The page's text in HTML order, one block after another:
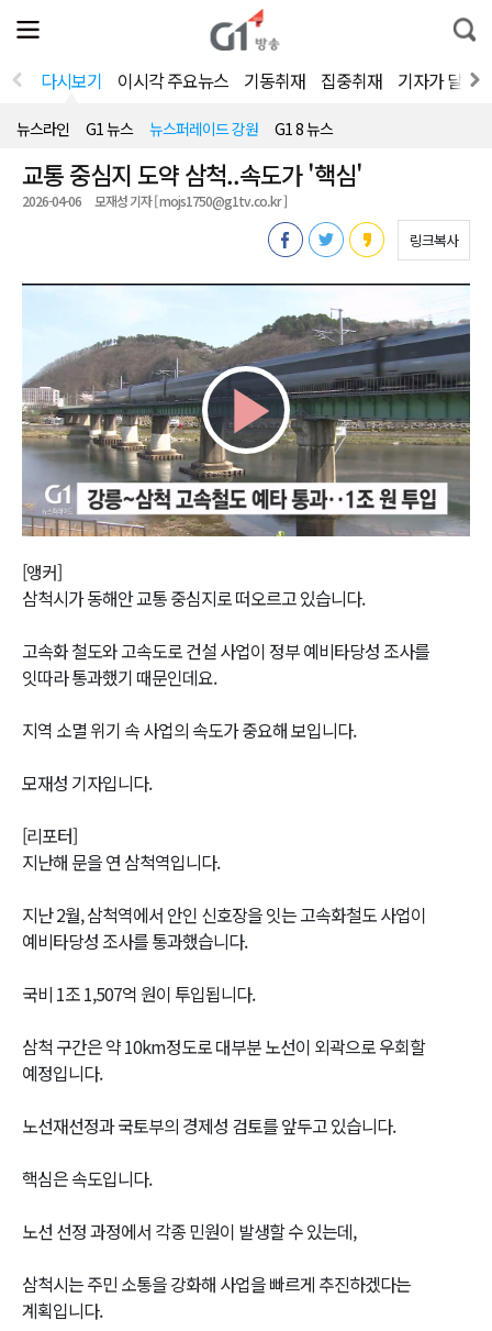
전
체
뉴
열
통
합
색
다시보기 이시각 주요뉴스 기동취재 집중취재 기자가 달려
뉴스라인 G1 뉴스 뉴스퍼레이드 강원 G1 8 뉴스
교통 중심지 도약 삼척..속도가 '핵심'
2026-04-06 모재성 기자 [ mojs1750@g1tv.co.kr ]
링크복사
Play
Video
[앵커]
삼척시가 동해안 교통 중심지로 떠오르고 있습니다.
고속화 철도와 고속도로 건설 사업이 정부 예비타당성 조사를
잇따라 통과했기 때문인데요.
지역 소멸 위기 속 사업의 속도가 중요해 보입니다.
모재성 기자입니다.
[리포터]
지난해 문을 연 삼척역입니다.
지난 2월, 삼척역에서 안인 신호장을 잇는 고속화철도 사업이
예비타당성 조사를 통과했습니다.
국비 1조 1,507억 원이 투입됩니다.
삼척 구간은 약 10km정도로 대부분 노선이 외곽으로 우회할
예정입니다.
노선재선정과 국토부의 경제성 검토를 앞두고 있습니다.
핵심은 속도입니다.
노선 선정 과정에서 각종 민원이 발생할 수 있는데,
삼척시는 주민 소통을 강화해 사업을 빠르게 추진하겠다는
계획입니다.